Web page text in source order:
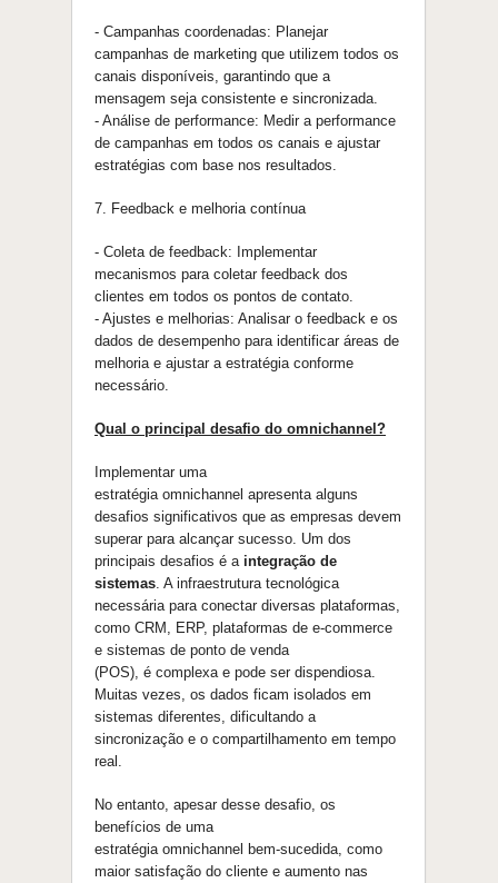
- Campanhas coordenadas: Planejar
campanhas de marketing que utilizem todos os
canais disponíveis, garantindo que a
mensagem seja consistente e sincronizada.
- Análise de performance: Medir a performance
de campanhas em todos os canais e ajustar
estratégias com base nos resultados.
7. Feedback e melhoria contínua
- Coleta de feedback: Implementar
mecanismos para coletar feedback dos
clientes em todos os pontos de contato.
- Ajustes e melhorias: Analisar o feedback e os
dados de desempenho para identificar áreas de
melhoria e ajustar a estratégia conforme
necessário.
Qual o principal desafio do omnichannel?
Implementar uma
estratégia omnichannel apresenta alguns
desafios significativos que as empresas devem
superar para alcançar sucesso. Um dos
principais desafios é a integração de
sistemas . A infraestrutura tecnológica
necessária para conectar diversas plataformas,
como CRM, ERP, plataformas de e-commerce
e sistemas de ponto de venda
(POS), é complexa e pode ser dispendiosa.
Muitas vezes, os dados ficam isolados em
sistemas diferentes, dificultando a
sincronização e o compartilhamento em tempo
real.
No entanto, apesar desse desafio, os
benefícios de uma
estratégia omnichannel bem-sucedida, como
maior satisfação do cliente e aumento nas